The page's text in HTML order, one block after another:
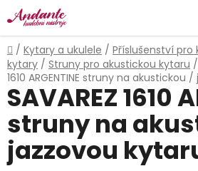
Přejít
na
obsah
Domů
/ Kytary a ukulele / Příslušenství pro
kytary / Struny pro akustickou kytaru /
1610 ARGENTINE struny na akustickou
SAVAREZ 1610
struny na
jazzovou